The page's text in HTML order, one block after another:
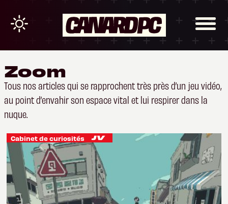
Zoom
Tous nos articles qui se rapprochent très près d’un jeu vidéo,
au point d’envahir son espace vital et lui respirer dans la
nuque.
Cabinet de curiosités